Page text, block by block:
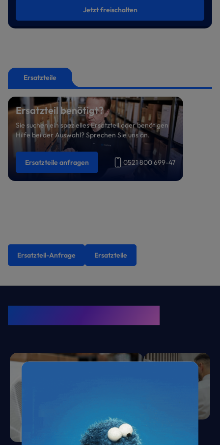
Jetzt freischalten
Ersatzteile
Ersatzteil benötigt?
Sie suchen ein spezielles Ersatzteil oder benötigen
Hilfe bei der Auswahl? Sprechen Sie uns an.
Ersatzteile anfragen 0521 800 699-47
Ersatzteil-Anfrage Ersatzteile